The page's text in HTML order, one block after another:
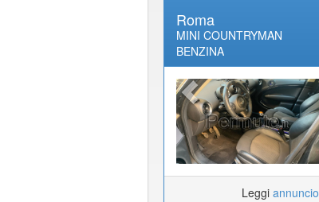
Roma
MINI COUNTRYMAN
BENZINA
Leggi annuncio